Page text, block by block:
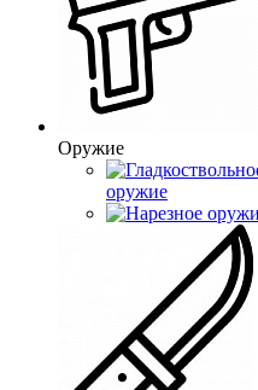
Оружие
оружие